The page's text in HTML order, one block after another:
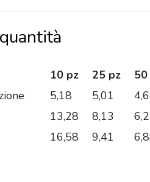
10 pz 25 pz
5,18 5,01
13,28 8,13
16,58 9,41